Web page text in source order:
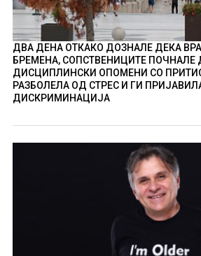
ДВА ДЕНА ОТКАКО ДОЗНАЛЕ ДЕКА
БРЕМЕНА, СОПСТВЕНИЦИТЕ ПОЧНАЛЕ
ДИСЦИПЛИНСКИ ОПОМЕНИ СО
РАЗБОЛЕЛА ОД СТРЕС И ГИ
ДИСКРИМИНАЦИЈА